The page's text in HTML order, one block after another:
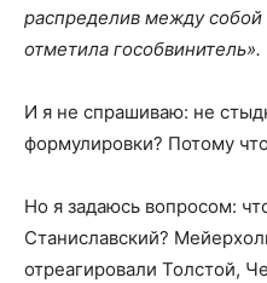
распределив между
отметила гособвинитель».
И я не спрашиваю: не
формулировки? Потому
Но я задаюсь вопросом:
Станиславский?
отреагировали Толстой,